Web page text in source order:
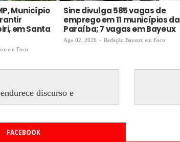
Município
em Santa
em Foco
Sine divulga 585 vagas de
emprego em 11 municípios da
Paraíba; 7 vagas em Bayeux
Ago 02, 2026 - Redação Bayeux em Foco
discurso e
FACEBOOK